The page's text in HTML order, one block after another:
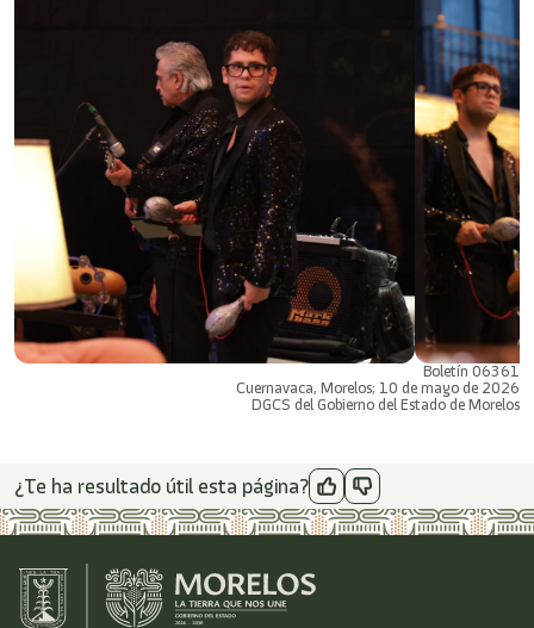
Boletín 06361
Cuernavaca, Morelos; 10 de mayo de 2026
DGCS del Gobierno del Estado de Morelos
¿Te ha resultado útil esta página?